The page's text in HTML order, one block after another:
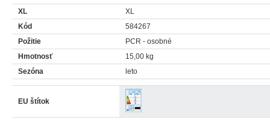
XL
XL
Kód
584267
Požitie
PCR - osobné
Hmotnosť
15,00 kg
Sezóna
leto
EU štítok